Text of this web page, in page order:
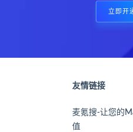
立即开
友情链接
麦氪搜-让您的
值